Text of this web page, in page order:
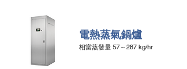
電熱蒸氣鍋爐
相當蒸發量 57～287 kg/hr